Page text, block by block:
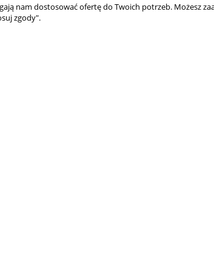
nam dostosować ofertę do Twoich potrzeb. Możesz
zgody".